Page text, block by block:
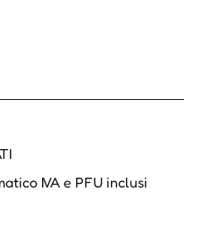
IVA e PFU inclusi